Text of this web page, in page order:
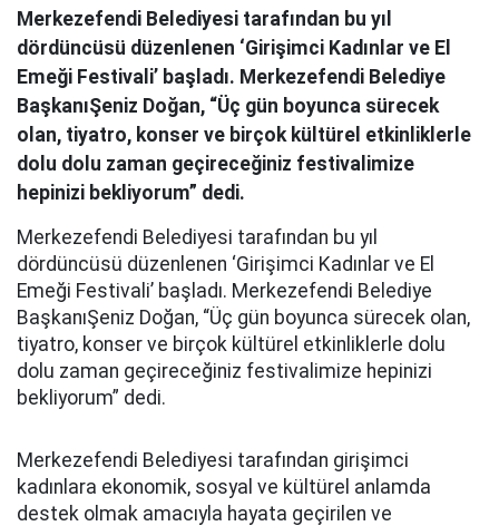
Merkezefendi Belediyesi tarafından bu yıl
dördüncüsü düzenlenen ‘Girişimci Kadınlar ve El
Emeği Festivali’ başladı. Merkezefendi Belediye
BaşkanıŞeniz Doğan, “Üç gün boyunca sürecek
olan, tiyatro, konser ve birçok kültürel etkinliklerle
dolu dolu zaman geçireceğiniz festivalimize
hepinizi bekliyorum” dedi.
Merkezefendi Belediyesi tarafından bu yıl
dördüncüsü düzenlenen ‘Girişimci Kadınlar ve El
Emeği Festivali’ başladı. Merkezefendi Belediye
BaşkanıŞeniz Doğan, “Üç gün boyunca sürecek olan,
tiyatro, konser ve birçok kültürel etkinliklerle dolu
dolu zaman geçireceğiniz festivalimize hepinizi
bekliyorum” dedi.
Merkezefendi Belediyesi tarafından girişimci
kadınlara ekonomik, sosyal ve kültürel anlamda
destek olmak amacıyla hayata geçirilen ve